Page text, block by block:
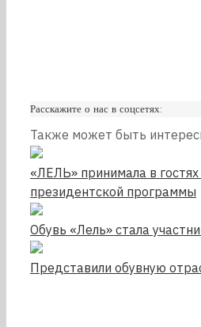
Расскажите о нас в соцсетях:
Также может быть
«ЛЕЛЬ» принимала в
президентской программы
Обувь «Лель» стала
Представили обувную